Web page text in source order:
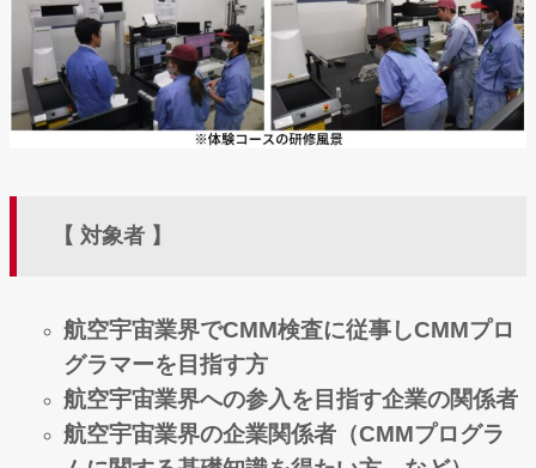
【 対象者 】
航空宇宙業界でCMM検査に従事しCMMプロ
グラマーを目指す方
航空宇宙業界への参入を目指す企業の関係者
航空宇宙業界の企業関係者（CMMプログラ